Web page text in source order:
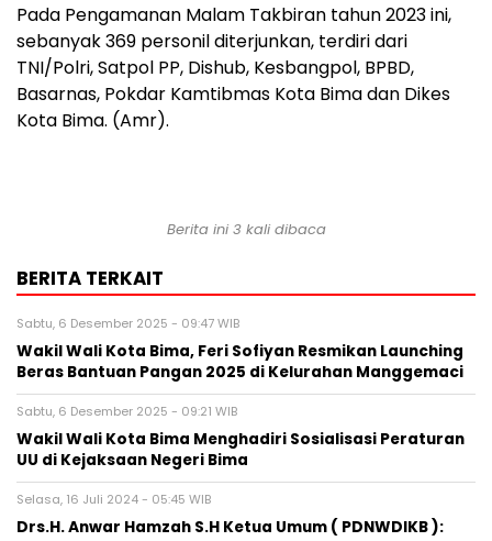
Pada Pengamanan Malam Takbiran tahun 2023 ini,
sebanyak 369 personil diterjunkan, terdiri dari
TNI/Polri, Satpol PP, Dishub, Kesbangpol, BPBD,
Basarnas, Pokdar Kamtibmas Kota Bima dan Dikes
Kota Bima. (Amr).
Berita ini 3 kali dibaca
BERITA TERKAIT
Sabtu, 6 Desember 2025 - 09:47 WIB
Wakil Wali Kota Bima, Feri Sofiyan Resmikan Launching
Beras Bantuan Pangan 2025 di Kelurahan Manggemaci
Sabtu, 6 Desember 2025 - 09:21 WIB
Wakil Wali Kota Bima Menghadiri Sosialisasi Peraturan
UU di Kejaksaan Negeri Bima
Selasa, 16 Juli 2024 - 05:45 WIB
Drs.H. Anwar Hamzah S.H Ketua Umum ( PDNWDIKB ):